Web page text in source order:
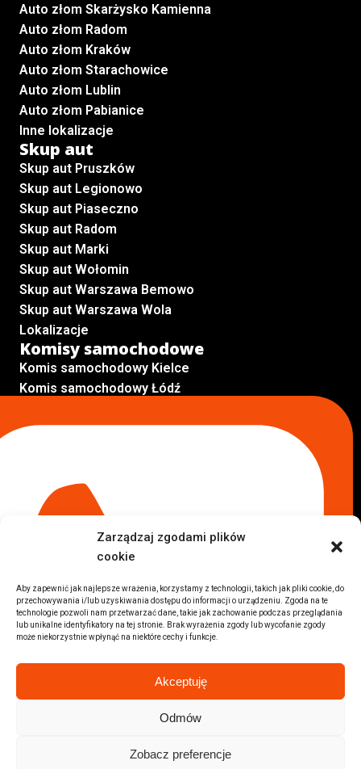
Zarządzaj zgodami plików
cookie
Aby zapewnić jak najlepsze wrażenia, korzystamy z technologii, takich jak pliki cookie, do
przechowywania i/lub uzyskiwania dostępu do informacji o urządzeniu. Zgoda na te
technologie pozwoli nam przetwarzać dane, takie jak zachowanie podczas przeglądania
lub unikalne identyfikatory na tej stronie. Brak wyrażenia zgody lub wycofanie zgody
może niekorzystnie wpłynąć na niektóre cechy i funkcje.
Akceptuję
Odmów
Zobacz preferencje
Auto złom Skarżysko Kamienna
Auto złom Radom
Auto złom Kraków
Auto złom Starachowice
Auto złom Lublin
Auto złom Pabianice
Inne lokalizacje
Skup aut
Skup aut Pruszków
Skup aut Legionowo
Skup aut Piaseczno
Skup aut Radom
Skup aut Marki
Skup aut Wołomin
Skup aut Warszawa Bemowo
Skup aut Warszawa Wola
Lokalizacje
Komisy samochodowe
Komis samochodowy Kielce
Komis samochodowy Łódź
Komis samochodowy Radom
Komis samochodowy Lublin
Komis samochodowy Sochaczew
Inne Lokalizacje
Auta z USA Rzeszów
Auta z USA Białystok
Auta z USA Kraków
Marki samochodów
Sprzedam BMW
Wszystkie marki samochodów